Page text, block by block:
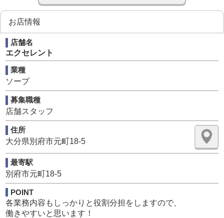
18歳～40歳位までのやる気のある方【高校生不可】
※学歴・経験は問いません。
※未経験者の方も大歓迎。必要なのはやる気だけです。
※普通運転免許が無くても大丈夫
【１】店長(店舗責任者)
店舗全体の運営
【２】幹部候補
店長補佐、キャスト管理、受付での業務など営業面の運営
接客応対、清掃、店内業務全般を行います。
※勤務後出来る事を増やせばステップアップ可能です。
【４】Webスタッフ
ネット上の画像作成/更新などネットに関する業務全般
※Photoshop/Excel Word使える方優遇
お店情報
店舗名
エクセレント
業種
ソープ
募集職種
店舗スタッフ
住所
大分県別府市元町18-5
最寄駅
別府市元町18-5
POINT
各業務内容もしっかりと役割分担をしますので、
働きやすいと思います！